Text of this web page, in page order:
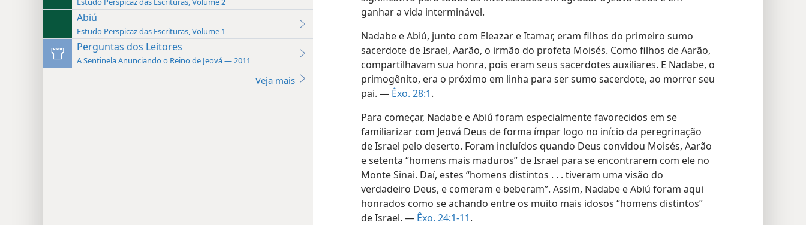
Abiú
Estudo Perspicaz das Escrituras, Volume 1
Perguntas dos Leitores
A Sentinela Anunciando o Reino de Jeová — 2011
Veja mais
ganhar a vida interminável.
Nadabe e Abiú, junto com Eleazar e Itamar, eram filhos do primeiro sumo
sacerdote de Israel, Aarão, o irmão do profeta Moisés. Como filhos de Aarão,
compartilhavam sua honra, pois eram seus sacerdotes auxiliares. E Nadabe, o
primogênito, era o próximo em linha para ser sumo sacerdote, ao morrer seu
pai. — Êxo. 28:1.
Para começar, Nadabe e Abiú foram especialmente favorecidos em se
familiarizar com Jeová Deus de forma ímpar logo no início da peregrinação
de Israel pelo deserto. Foram incluídos quando Deus convidou Moisés, Aarão
e setenta “homens mais maduros” de Israel para se encontrarem com ele no
Monte Sinai. Daí, estes “homens distintos . . . tiveram uma visão do
verdadeiro Deus, e comeram e beberam”. Assim, Nadabe e Abiú foram aqui
honrados como se achando entre os muito mais idosos “homens distintos”
de Israel. — Êxo. 24:1-11.